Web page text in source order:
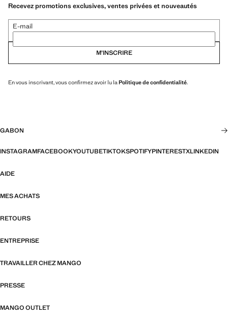
Recevez promotions exclusives, ventes privées et nouveautés
E-mail
M’INSCRIRE
En vous inscrivant, vous confirmez avoir lu laPolitique de confidentialité.
GABON
INSTAGRAMFACEBOOKYOUTUBETIKTOKSPOTIFYPINTERESTXLINKEDIN
AIDE
MES ACHATS
RETOURS
ENTREPRISE
TRAVAILLER CHEZ MANGO
PRESSE
MANGO OUTLET